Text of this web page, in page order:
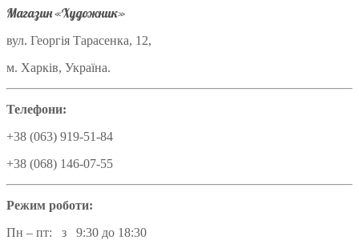
Магазин «Художник»
вул. Георгія Тарасенка, 12,
м. Харків, Україна.
Телефони:
+38 (063) 919-51-84
+38 (068) 146-07-55
Режим роботи:
Пн – пт: з 9:30 до 18:30